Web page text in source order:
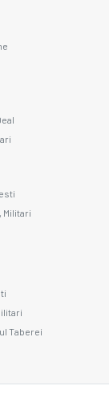
Militari
Taberei